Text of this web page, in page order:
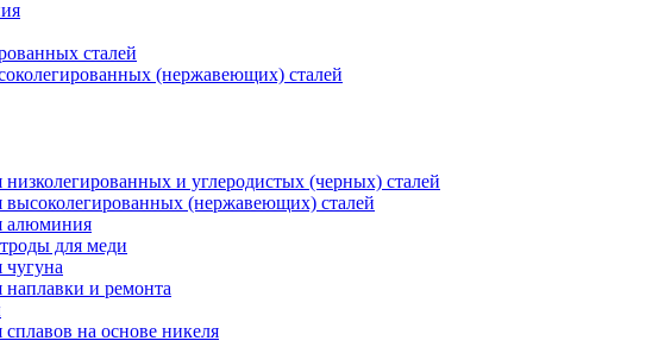
сталей
(нержавеющих) сталей
и углеродистых (черных) сталей
высоколегированных (нержавеющих) сталей
алюминия
для меди
и ремонта
на основе никеля